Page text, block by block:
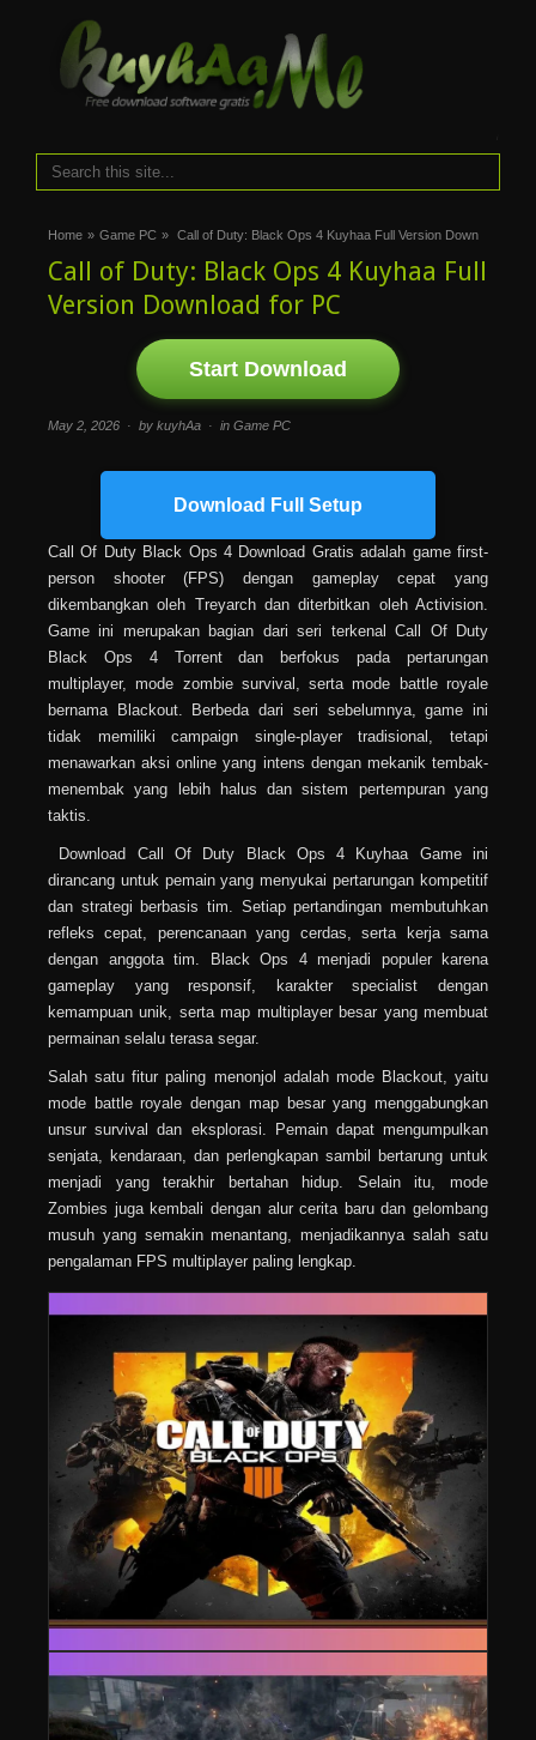
Home » Game PC » Call of Duty: Black Ops 4 Kuyhaa Full Version Down
Call of Duty: Black Ops 4 Kuyhaa Full
Version Download for PC
Start Download
May 2, 2026 · by kuyhAa · in Game PC
Download Full Setup
Call Of Duty Black Ops 4 Download Gratis adalah game first-
person shooter (FPS) dengan gameplay cepat yang
dikembangkan oleh Treyarch dan diterbitkan oleh Activision.
Game ini merupakan bagian dari seri terkenal Call Of Duty
Black Ops 4 Torrent dan berfokus pada pertarungan
multiplayer, mode zombie survival, serta mode battle royale
bernama Blackout. Berbeda dari seri sebelumnya, game ini
tidak memiliki campaign single-player tradisional, tetapi
menawarkan aksi online yang intens dengan mekanik tembak-
menembak yang lebih halus dan sistem pertempuran yang
taktis.
Download Call Of Duty Black Ops 4 Kuyhaa Game ini
dirancang untuk pemain yang menyukai pertarungan kompetitif
dan strategi berbasis tim. Setiap pertandingan membutuhkan
refleks cepat, perencanaan yang cerdas, serta kerja sama
dengan anggota tim. Black Ops 4 menjadi populer karena
gameplay yang responsif, karakter specialist dengan
kemampuan unik, serta map multiplayer besar yang membuat
permainan selalu terasa segar.
Salah satu fitur paling menonjol adalah mode Blackout, yaitu
mode battle royale dengan map besar yang menggabungkan
unsur survival dan eksplorasi. Pemain dapat mengumpulkan
senjata, kendaraan, dan perlengkapan sambil bertarung untuk
menjadi yang terakhir bertahan hidup. Selain itu, mode
Zombies juga kembali dengan alur cerita baru dan gelombang
musuh yang semakin menantang, menjadikannya salah satu
pengalaman FPS multiplayer paling lengkap.